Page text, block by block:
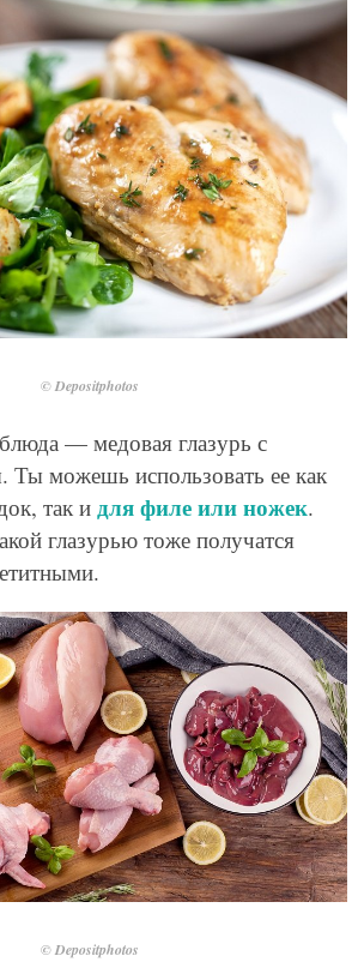
© Depositphotos
— медовая глазурь с
Ты можешь использовать ее как
так и для филе или ножек.
глазурью тоже получатся
© Depositphotos